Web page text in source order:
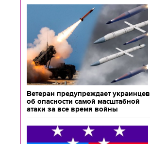
Ветеран предупреждает украинцев
об опасности самой масштабной
атаки за все время войны